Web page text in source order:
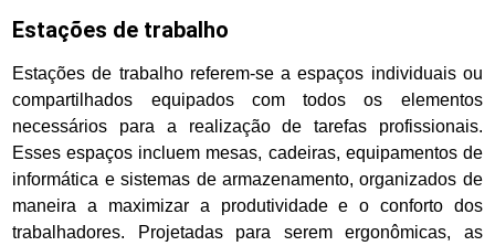
Estações de trabalho
Estações de trabalho referem-se a espaços individuais ou
compartilhados equipados com todos os elementos
necessários para a realização de tarefas profissionais.
Esses espaços incluem mesas, cadeiras, equipamentos de
informática e sistemas de armazenamento, organizados de
maneira a maximizar a produtividade e o conforto dos
trabalhadores. Projetadas para serem ergonômicas, as